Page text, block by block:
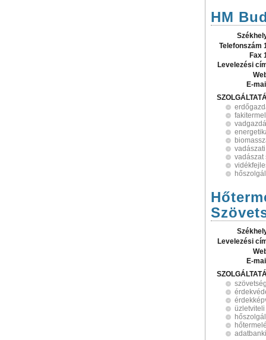
HM
Telefonszám
Fax
Levelezési
E-
vadászat
Levelezési
E-